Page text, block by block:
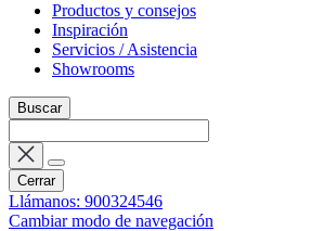
Productos y consejos
Inspiración
Servicios / Asistencia
Showrooms
Buscar
Cerrar
Llámanos: 900324546
Cambiar modo de navegación